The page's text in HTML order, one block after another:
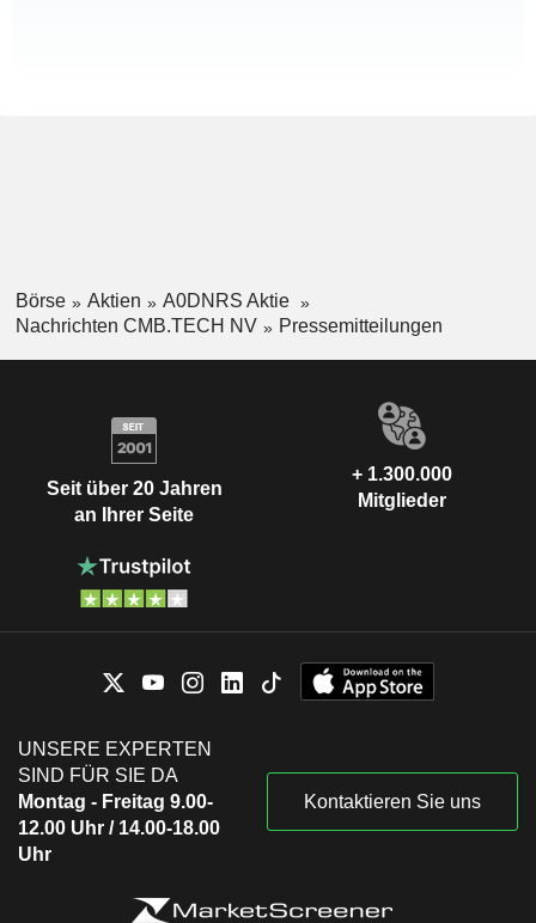
Börse Aktien
A0DNRS Aktie
Nachrichten CMB.TECH NV
Pressemitteilungen
Seit über 20 Jahren
an Ihrer Seite
+ 1.300.000
Mitglieder
UNSERE EXPERTEN
SIND FÜR SIE DA
Montag - Freitag 9.00-
12.00 Uhr / 14.00-18.00
Uhr
Kontaktieren Sie uns